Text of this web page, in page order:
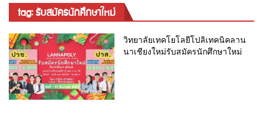
tag: รับสมัครนักศึกษาใหม่
วิทยาลัยเทคโยโลยีโปลิเทคนิคลาน
นาเชียงใหม่รับสมัครนักศึกษาใหม่